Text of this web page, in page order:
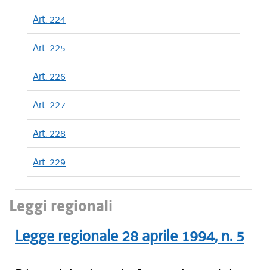
Art. 224
Art. 225
Art. 226
Art. 227
Art. 228
Art. 229
Leggi regionali
Legge regionale 28 aprile 1994, n. 5